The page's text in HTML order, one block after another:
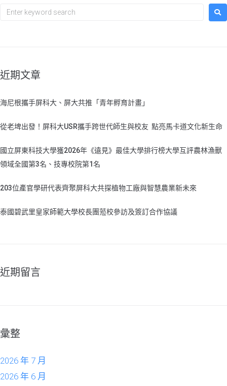
近期文章
海尼根攜手屏科大、屏大共推「青年孵育計畫」
從老埤出發！屏科大USR攜手跨世代師生與校友 點亮馬卡道文化新生命
國立屏東科技大學獲2026年《遠見》最佳大學排行榜大學互評農林漁獸
領域全國第3名、技專校院第1名
203位產官學研代表齊聚屏科大共探植物工廠與智慧農業新未來
泰國碧武里皇家師範大學校長團蒞校參訪及簽訂合作協議
近期留言
彙整
2026 年 7 月
2026 年 6 月